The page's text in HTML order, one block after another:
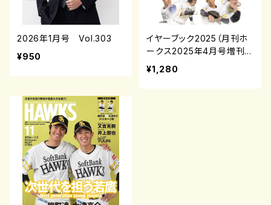
2026年1月号 Vol.303
¥950
イヤーブック2025（月刊ホ
ークス2025年4月号増刊）
¥1,280